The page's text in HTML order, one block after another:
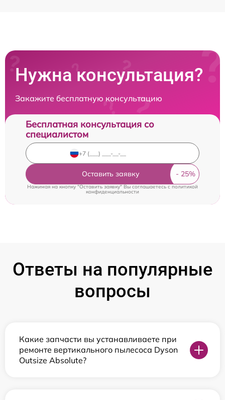
Нужна консультация?
Закажите бесплатную консультацию
Бесплатная консультация со
специалистом
Оставить заявку
Нажимая на кнопку "Оставить заявку" Вы соглашаетесь cполитикой
конфиденциальности
Ответы на популярные
вопросы
Какие запчасти вы устанавливаете при
ремонте вертикального пылесоса Dyson
Outsize Absolute?